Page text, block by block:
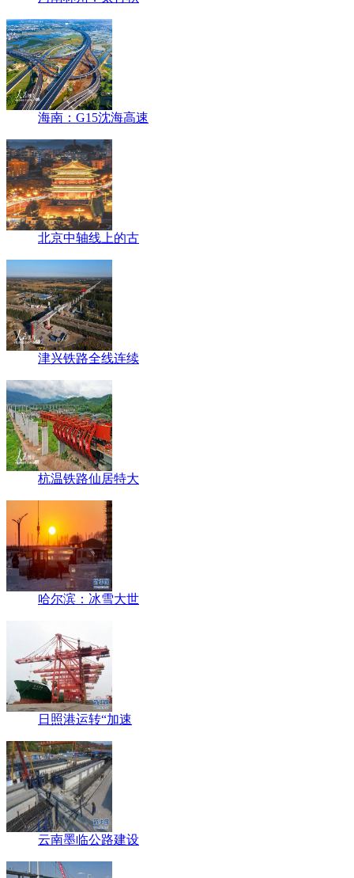
海南：G15沈海高速
北京中轴线上的古
津兴铁路全线连续
杭温铁路仙居特大
哈尔滨：冰雪大世
日照港运转“加速
云南墨临公路建设